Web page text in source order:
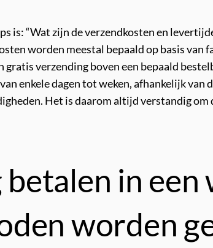
is: “Wat zijn de verzendkosten en
worden meestal bepaald op basis
gratis verzending boven een bepaald
enkele dagen tot weken, afhankelijk
Het is daarom altijd verstandig
in
worden